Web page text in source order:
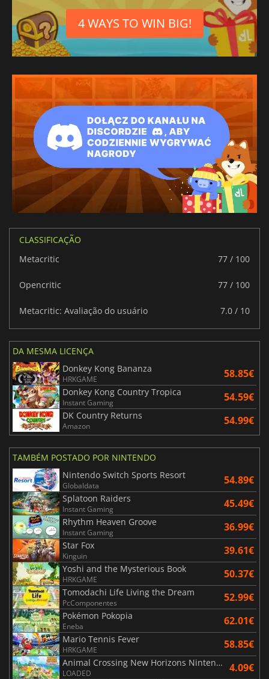
4 WAYS TO WIN BIG!
CLASSIFICAÇÃO
Metacritic
77 / 100
Opencritic 77 / 100
Metacritic: Avaliação do usuário 7.0 / 10
DA MESMA LICENÇA
Donkey Kong Bananza
HRKGAME 58.85€
Donkey Kong Country Tropica
Instant Gaming 54.59€
DK Country Returns
Amazon 54.99€
TAMBÉM POSTADO POR NINTENDO
Nintendo Switch Sports Resort
Globaldata 54.89€
Splatoon Raiders
Instant Gaming 45.49€
Rhythm Heaven Groove
Instant Gaming 36.99€
Star Fox
Kinguin 39.61€
Yoshi and the Mysterious Book
HRKGAME 50.37€
Tomodachi Life Living the Dream
PcComponentes 52.99€
Pokémon Pokopia
Eneba 62.01€
Mario Tennis Fever
HRKGAME 58.85€
Animal Crossing New Horizons Nintendo Switch 2 Edition Upgrade Pack
LOADED 4.09€